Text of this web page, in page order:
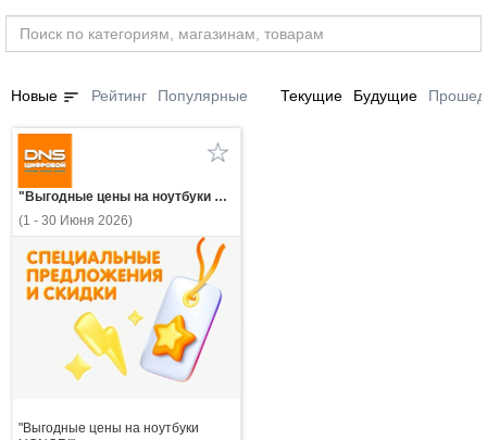
Новые sort Рейтинг Популярные Текущие Будущие
"Выгодные цены на ноутбуки HONOR!"
(1 - 30 Июня 2026)
"Выгодные цены на ноутбуки